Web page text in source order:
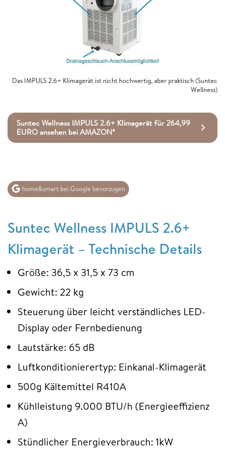
Das IMPULS 2.6+ Klimagerät ist nicht hochwertig, aber praktisch (Suntec
Wellness)
Suntec Wellness IMPULS 2.6+ Klimagerät für 264,99
EURO ansehen bei AMAZON*
home&smart bei Google bevorzugen
Suntec Wellness IMPULS 2.6+
Klimagerät – Technische Details
Größe: 36,5 x 31,5 x 73 cm
Gewicht: 22 kg
Steuerung über leicht verständliches LED-
Display oder Fernbedienung
Lautstärke: 65 dB
Luftkonditionierertyp: Einkanal-Klimagerät
500g Kältemittel R410A
Kühlleistung 9.000 BTU/h (Energieeffizienz
A)
Stündlicher Energieverbrauch: 1kW